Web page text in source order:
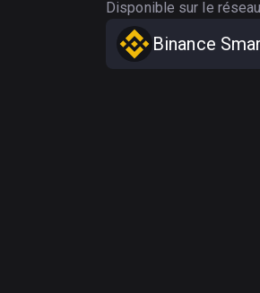
Disponible sur le
Binance